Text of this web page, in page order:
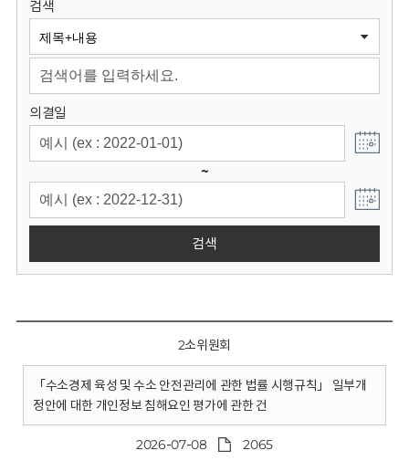
원
회
검색
의결일
~
검색
2소위원회
「수소경제 육성 및 수소 안전관리에 관한 법률 시행규칙」 일부개
정안에 대한 개인정보 침해요인 평가에 관한 건
2026-07-08 2065